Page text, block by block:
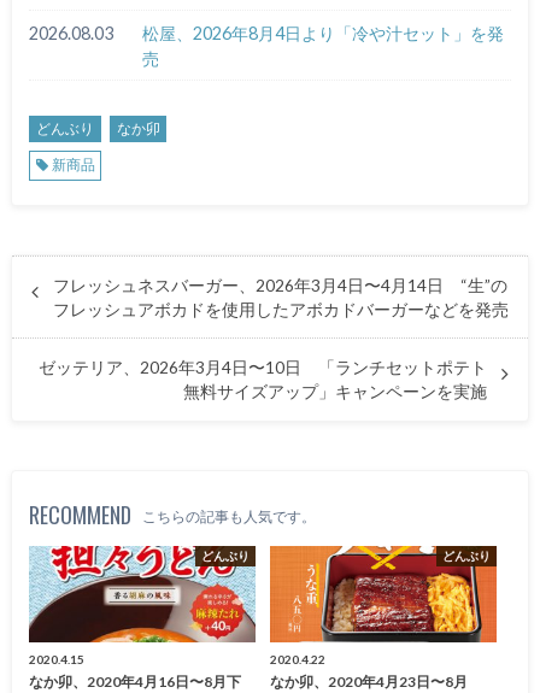
2026.08.03
松屋、2026年8月4日より「冷や汁セット」を発
売
どんぶり
なか卯
新商品
フレッシュネスバーガー、2026年3月4日〜4月14日 “生”の
フレッシュアボカドを使用したアボカドバーガーなどを発売
ゼッテリア、2026年3月4日〜10日 「ランチセットポテト
無料サイズアップ」キャンペーンを実施
RECOMMEND こちらの記事も人気です。
どんぶり
2020.4.15
なか卯、2020年4月16日〜8月下
どんぶり
2020.4.22
なか卯、2020年4月23日〜8月